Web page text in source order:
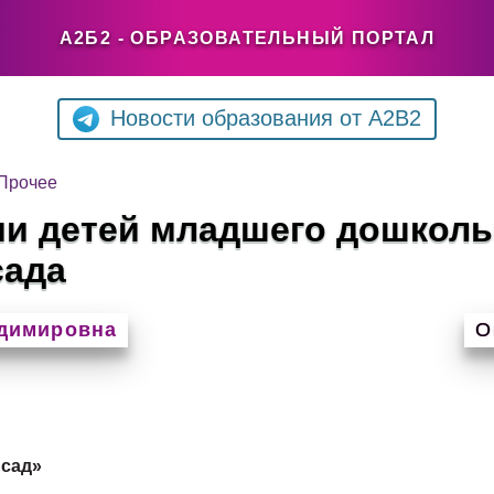
А2Б2 - ОБРАЗОВАТЕЛЬНЫЙ ПОРТАЛ
Новости образования от A2B2
детей младшего